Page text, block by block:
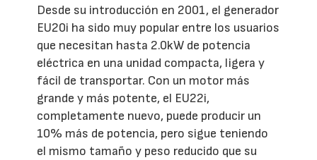
Desde su introducción en 2001, el generador
EU20i ha sido muy popular entre los usuarios
que necesitan hasta 2.0kW de potencia
eléctrica en una unidad compacta, ligera y
fácil de transportar. Con un motor más
grande y más potente, el EU22i,
completamente nuevo, puede producir un
10% más de potencia, pero sigue teniendo
el mismo tamaño y peso reducido que su